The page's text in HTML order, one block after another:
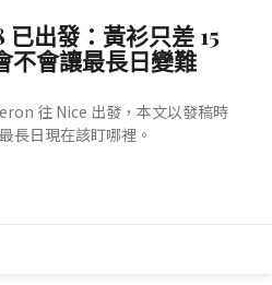
已出發：黃衫只差 15
不會讓最長日變難
往 Nice 出發，本文以發稿時
長日現在該盯哪裡。